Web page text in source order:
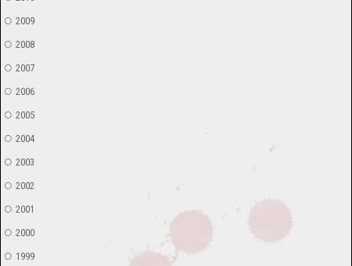
2009
2008
2007
2006
2005
2004
2003
2002
2001
2000
1999